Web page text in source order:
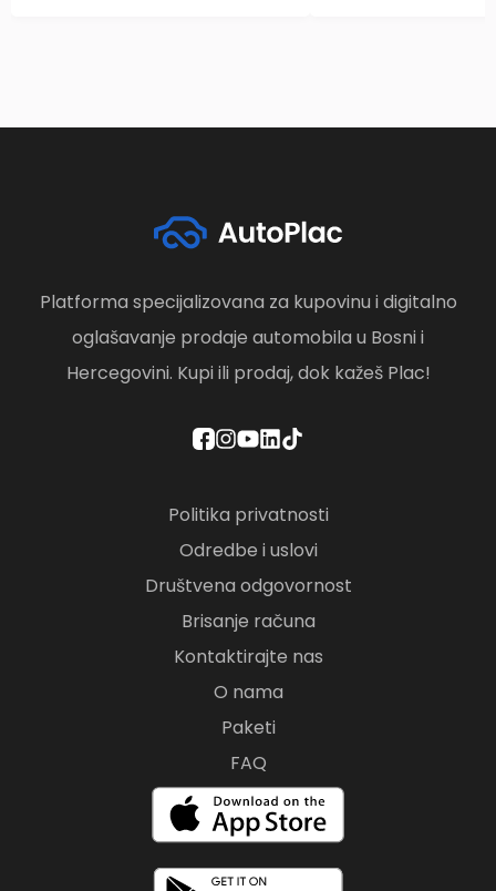
Platforma specijalizovana za kupovinu i digitalno
oglašavanje prodaje automobila u Bosni i
Hercegovini. Kupi ili prodaj, dok kažeš Plac!
Politika privatnosti
Odredbe i uslovi
Društvena odgovornost
Brisanje računa
Kontaktirajte nas
O nama
Paketi
FAQ